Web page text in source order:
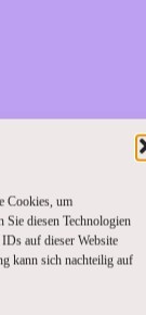
Cookies, um
Sie diesen Technologien
auf dieser Website
kann sich nachteilig auf